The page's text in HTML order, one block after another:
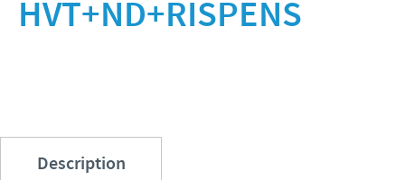
Volailles
Avantages du poussin Ceva Inside
Equipements de vaccination
Communiqué de presse
Importance de la responsabilité
CARRIERE
HVT+ND+RISPENS
Description